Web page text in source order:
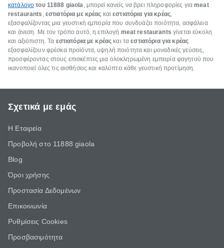
κατάλογο του 11888 giaola, μπορεί κανείς να βρει πληροφορίες γιαmeat
restaurants , εστιατόρια με κρέας καιεστιατόρια για κρέας,
εξασφαλίζοντας μια γευστική εμπειρία που συνδυάζει ποιότητα, ασφάλεια
και άνεση. Με τον τρόπο αυτό, η επιλογή meat restaurants γίνεται εύκολη
και αξιόπιστη. Τα εστιατόρια με κρέας και ταεστιατόρια για κρέας
εξασφαλίζουν φρέσκα προϊόντα, υψηλή ποιότητα και μοναδικές γεύσεις,
προσφέροντας στους επισκέπτες μια ολοκληρωμένη εμπειρία φαγητού που
ικανοποιεί όλες τις αισθήσεις και καλύπτει κάθε γευστική προτίμηση.
Σχετικά με εμάς
Η Εταιρεία
Προβολή στο 11888 giaola
Blog
Όροι χρήσης
Προστασία Δεδομένων
Επικοινωνία
Ρυθμίσεις Cookies
Προσβασιμότητα